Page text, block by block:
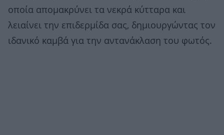
οποία απομακρύνει τα νεκρά κύτταρα και
λειαίνει την επιδερμίδα σας, δημιουργώντας τον
ιδανικό καμβά για την αντανάκλαση του φωτός.